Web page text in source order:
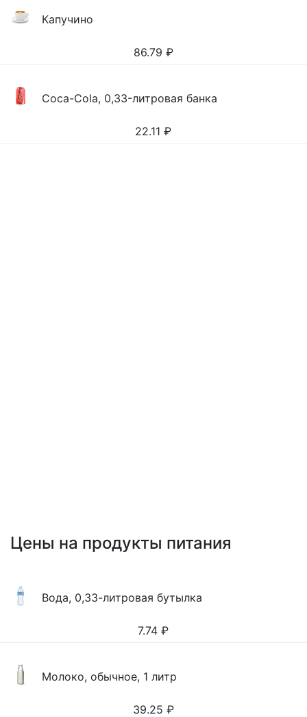
Капучино
86.79 ₽
Coca-Cola, 0,33-литровая банка
22.11 ₽
Цены на продукты питания
Вода, 0,33-литровая бутылка
7.74 ₽
Молоко, обычное, 1 литр
39.25 ₽